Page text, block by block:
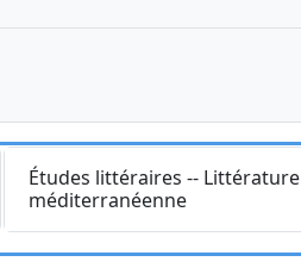
Requête
Études littéraires -- Littérature
méditerranéenne